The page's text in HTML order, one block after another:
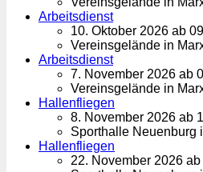
Arbeitsdienst
10. Oktober 2026 ab
Vereinsgelände in
Arbeitsdienst
7. November 2026 ab
Vereinsgelände in
Hallenfliegen
8. November 2026 ab
Sporthalle Neuenburg
Hallenfliegen
22. November 2026